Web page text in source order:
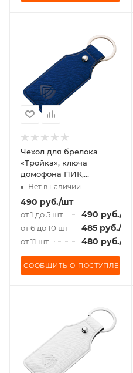
Чехол для брелока
«Тройка», ключа
домофона ПИК,
«Подорожник» темно-
Нет в наличии
490 руб./шт
от 1 до 5 шт 490 руб./шт
от 6 до 10 шт 485 руб./шт
от 11 шт 480 руб./шт
СООБЩИТЬ О ПОСТУПЛЕНИИ